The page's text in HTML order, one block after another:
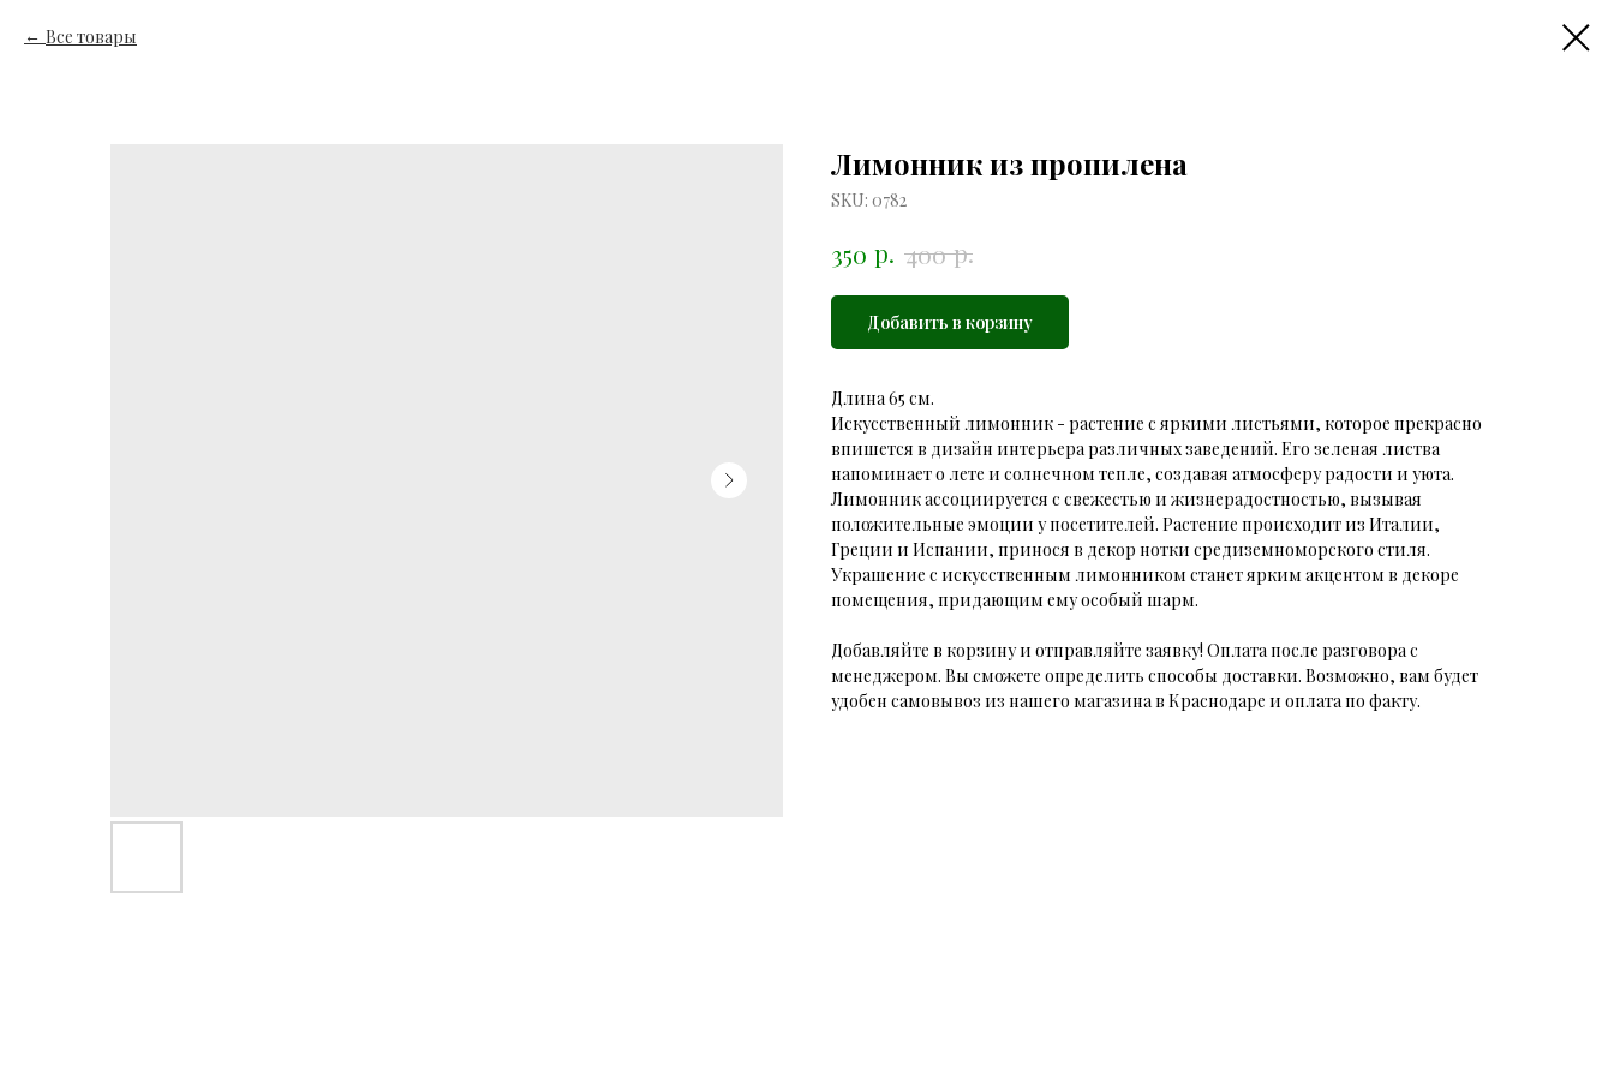
Все товары
Лимонник из пропилена
SKU: 0782
350 р. 400 р.
Добавить в корзину
Длина 65 см.
Искусственный лимонник - растение с яркими листьями, которое прекрасно
впишется в дизайн интерьера различных заведений. Его зеленая листва
напоминает о лете и солнечном тепле, создавая атмосферу радости и уюта.
Лимонник ассоциируется с свежестью и жизнерадостностью, вызывая
положительные эмоции у посетителей. Растение происходит из Италии,
Греции и Испании, принося в декор нотки средиземноморского стиля.
Украшение с искусственным лимонником станет ярким акцентом в декоре
помещения, придающим ему особый шарм.
Добавляйте в корзину и отправляйте заявку! Оплата после разговора с
менеджером. Вы сможете определить способы доставки. Возможно, вам будет
удобен самовывоз из нашего магазина в Краснодаре и оплата по факту.